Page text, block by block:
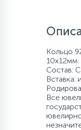
Кольцо
Состав:
Вставка:
Все